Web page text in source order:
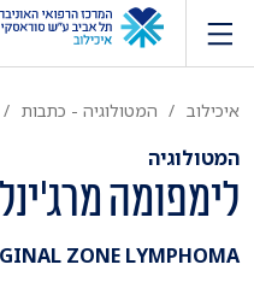
איכילוב המטולוגיה - כתבות
המטולוגיה
לימפומה
ZONE LYMPHOMA